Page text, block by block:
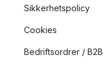
Sikkerhetspolicy
Cookies
Bedriftsordrer / B2B